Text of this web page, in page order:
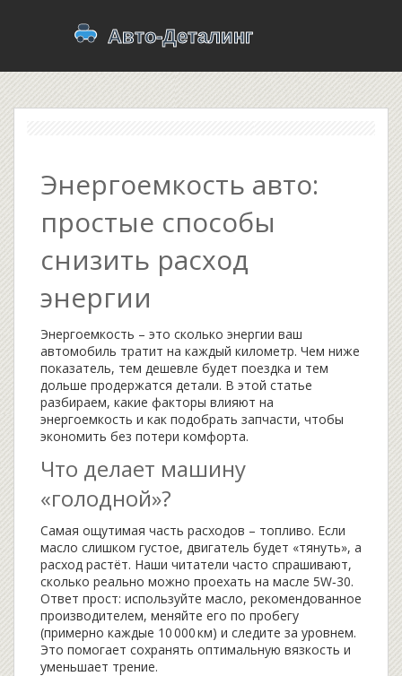
Энергоемкость авто:
простые способы
снизить расход
энергии
Энергоемкость – это сколько энергии ваш
автомобиль тратит на каждый километр. Чем ниже
показатель, тем дешевле будет поездка и тем
дольше продержатся детали. В этой статье
разбираем, какие факторы влияют на
энергоемкость и как подобрать запчасти, чтобы
экономить без потери комфорта.
Что делает машину
«голодной»?
Самая ощутимая часть расходов – топливо. Если
масло слишком густое, двигатель будет «тянуть», а
расход растёт. Наши читатели часто спрашивают,
сколько реально можно проехать на масле 5W‑30.
Ответ прост: используйте масло, рекомендованное
производителем, меняйте его по пробегу
(примерно каждые 10 000 км) и следите за уровнем.
Это помогает сохранять оптимальную вязкость и
уменьшает трение.